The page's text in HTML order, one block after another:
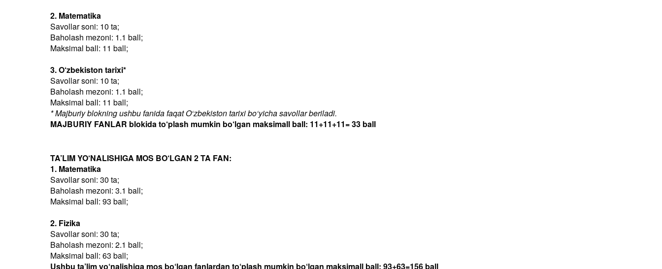
2. Matematika
Savollar soni: 10 ta;
Baholash mezoni: 1.1 ball;
Maksimal ball: 11 ball;
3. O‘zbekiston tarixi*
Savollar soni: 10 ta;
Baholash mezoni: 1.1 ball;
Maksimal ball: 11 ball;
* Majburiy blokning ushbu fanida faqat O‘zbekiston tarixi bo‘yicha savollar beriladi.
MAJBURIY FANLAR blokida to‘plash mumkin bo‘lgan maksimall ball: 11+11+11= 33 ball
TA’LIM YO‘NALISHIGA MOS BO‘LGAN 2 TA FAN:
1. Matematika
Savollar soni: 30 ta;
Baholash mezoni: 3.1 ball;
Maksimal ball: 93 ball;
2. Fizika
Savollar soni: 30 ta;
Baholash mezoni: 2.1 ball;
Maksimal ball: 63 ball;
Ushbu ta’lim yo‘nalishiga mos bo‘lgan fanlardan to‘plash mumkin bo‘lgan maksimall ball: 93+63=156 ball